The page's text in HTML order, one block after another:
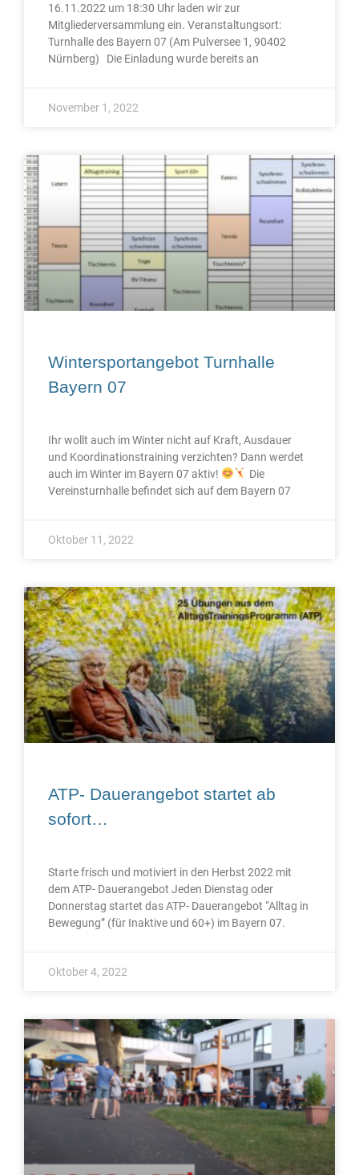
16.11.2022 um 18:30 Uhr laden wir zur
Mitgliederversammlung ein. Veranstaltungsort:
Turnhalle des Bayern 07 (Am Pulversee 1, 90402
Nürnberg) Die Einladung wurde bereits an
November 1, 2022
Wintersportangebot Turnhalle
Bayern 07
Ihr wollt auch im Winter nicht auf Kraft, Ausdauer
und Koordinationstraining verzichten? Dann werdet
auch im Winter im Bayern 07 aktiv!
Die
Vereinsturnhalle befindet sich auf dem Bayern 07
Oktober 11, 2022
ATP- Dauerangebot startet ab
sofort…
Starte frisch und motiviert in den Herbst 2022 mit
dem ATP- Dauerangebot Jeden Dienstag oder
Donnerstag startet das ATP- Dauerangebot “Alltag in
Bewegung” (für Inaktive und 60+) im Bayern 07.
Oktober 4, 2022